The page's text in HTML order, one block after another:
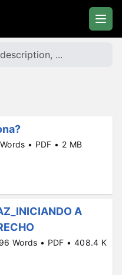
• PDF • 2 MB
A
Words • PDF • 408.4 K